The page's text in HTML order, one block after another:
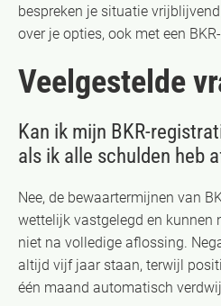
bespreken je situatie
over je opties, ook met een
Veelgestelde
Kan ik mijn BKR-
als ik alle schulden heb
Nee, de bewaartermijnen van
wettelijk vastgelegd en kunnen
niet na volledige aflossing.
altijd vijf jaar staan, terwijl
één maand automatisch